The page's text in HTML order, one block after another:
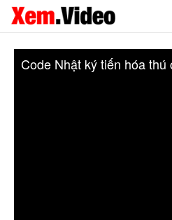
Code Nhật ký tiến hóa